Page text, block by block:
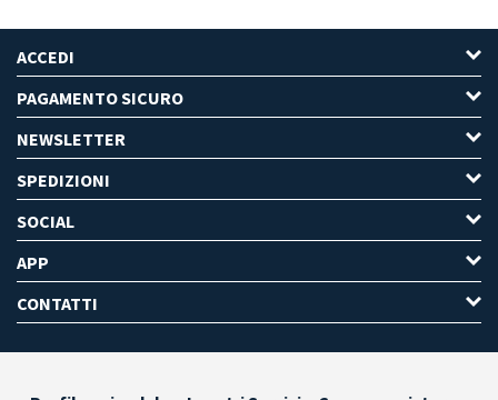
ACCEDI
PAGAMENTO SICURO
NEWSLETTER
SPEDIZIONI
SOCIAL
APP
CONTATTI